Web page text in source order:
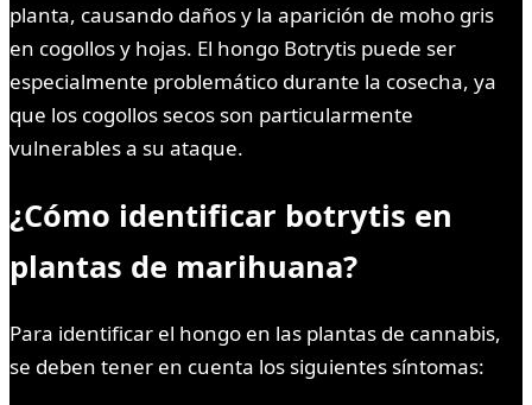
planta, causando daños y la aparición de moho gris
en cogollos y hojas. El hongo Botrytis puede ser
especialmente problemático durante la cosecha, ya
que los cogollos secos son particularmente
vulnerables a su ataque.
¿Cómo identificar botrytis en
plantas de marihuana?
Para identificar el hongo en las plantas de cannabis,
se deben tener en cuenta los siguientes síntomas: